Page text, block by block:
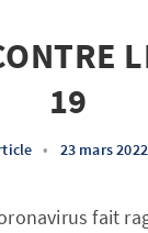
19
• 23 mars 2022
fait